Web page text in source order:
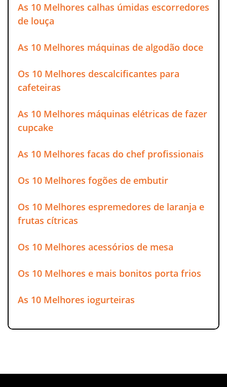
As 10 Melhores calhas úmidas escorredores
de louça
As 10 Melhores máquinas de algodão doce
Os 10 Melhores descalcificantes para
cafeteiras
As 10 Melhores máquinas elétricas de fazer
cupcake
As 10 Melhores facas do chef profissionais
Os 10 Melhores fogões de embutir
Os 10 Melhores espremedores de laranja e
frutas cítricas
Os 10 Melhores acessórios de mesa
Os 10 Melhores e mais bonitos porta frios
As 10 Melhores iogurteiras